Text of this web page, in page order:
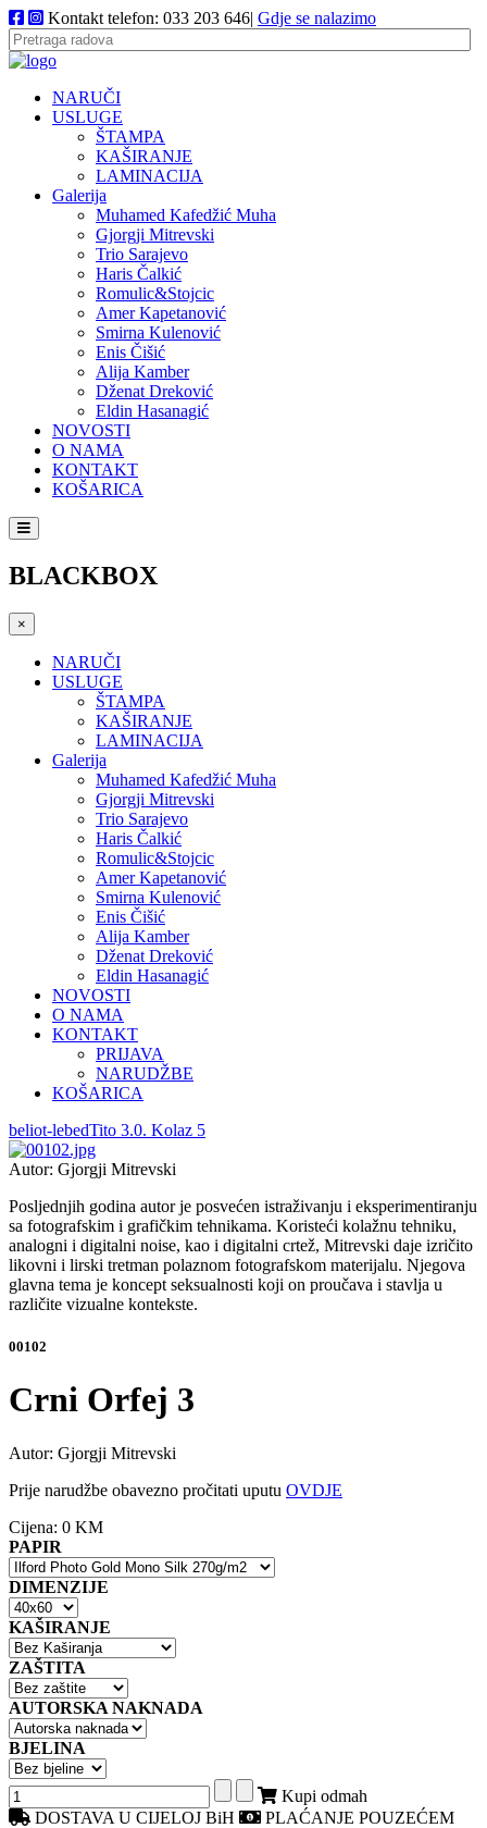
Kontakt telefon: 033 203 646| Gdje se nalazimo
NARUČI
USLUGE
ŠTAMPA
KAŠIRANJE
LAMINACIJA
Galerija
Muhamed Kafedžić Muha
Gjorgji Mitrevski
Trio Sarajevo
Haris Čalkić
Romulic&Stojcic
Amer Kapetanović
Smirna Kulenović
Enis Čišić
Alija Kamber
Dženat Dreković
Eldin Hasanagić
NOVOSTI
O NAMA
KONTAKT
KOŠARICA
BLACKBOX
×
NARUČI
USLUGE
ŠTAMPA
KAŠIRANJE
LAMINACIJA
Galerija
Muhamed Kafedžić Muha
Gjorgji Mitrevski
Trio Sarajevo
Haris Čalkić
Romulic&Stojcic
Amer Kapetanović
Smirna Kulenović
Enis Čišić
Alija Kamber
Dženat Dreković
Eldin Hasanagić
NOVOSTI
O NAMA
KONTAKT
PRIJAVA
NARUDŽBE
KOŠARICA
beliot-lebedTito 3.0. Kolaz 5
Autor: Gjorgji Mitrevski
Posljednjih godina autor je posvećen istraživanju i eksperimentiranju
sa fotografskim i grafičkim tehnikama. Koristeći kolažnu tehniku,
analogni i digitalni noise, kao i digitalni crtež, Mitrevski daje izričito
likovni i lirski tretman polaznom fotografskom materijalu. Njegova
glavna tema je koncept seksualnosti koji on proučava i stavlja u
različite vizualne kontekste.
00102
Crni Orfej 3
Autor: Gjorgji Mitrevski
Prije narudžbe obavezno pročitati uputu OVDJE
Cijena: 0 KM
PAPIR
DIMENZIJE
KAŠIRANJE
ZAŠTITA
AUTORSKA NAKNADA
BJELINA
Kupi odmah
DOSTAVA U CIJELOJ BiH
PLAĆANJE POUZEĆEM